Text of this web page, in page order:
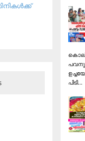
പവനും
പിടി...